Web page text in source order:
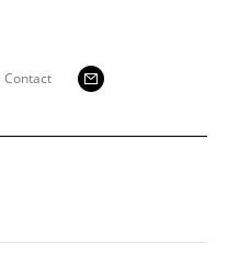
Contact